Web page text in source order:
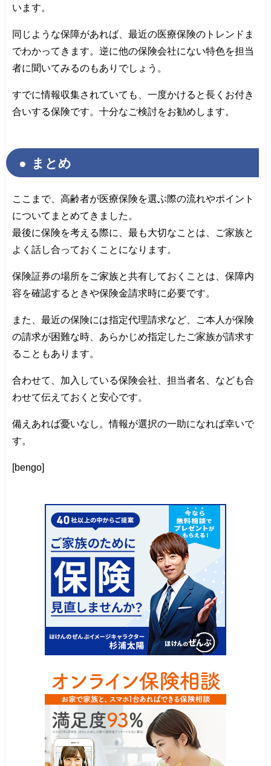
います。
同じような保障があれば、最近の医療保険のトレンドま
でわかってきます。逆に他の保険会社にない特色を担当
者に聞いてみるのもありでしょう。
すでに情報収集されていても、一度かけると長くお付き
合いする保険です。十分なご検討をお勧めします。
まとめ
ここまで、高齢者が医療保険を選ぶ際の流れやポイント
についてまとめてきました。
最後に保険を考える際に、最も大切なことは、ご家族と
よく話し合っておくことになります。
保険証券の場所をご家族と共有しておくことは、保障内
容を確認するときや保険金請求時に必要です。
また、最近の保険には指定代理請求など、ご本人が保険
の請求が困難な時、あらかじめ指定したご家族が請求す
ることもあります。
合わせて、加入している保険会社、担当者名、なども合
わせて伝えておくと安心です。
備えあれば憂いなし。情報が選択の一助になれば幸いで
す。
[bengo]